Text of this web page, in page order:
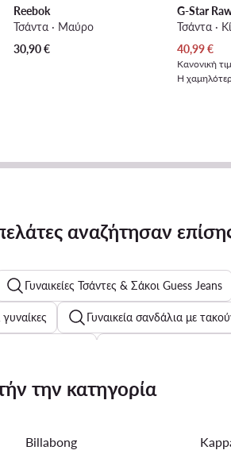
Reebok
Τσάντα · Μαύρο
30,90€
G-Star
Τσάντα ·
Τρέχουσα
40,99€
Κανονική
Η
αναζήτησαν
Γυναικείες Τσάντες & Σάκοι Guess Jeans
Γυναικεία σανδάλια με
Μπουφάν Λευκά παιδικά μπλουζάκια
την κατηγορία
Billabong